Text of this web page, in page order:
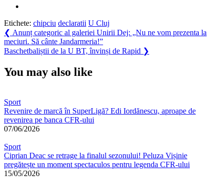
Etichete: chipciu declaratii U Cluj
Navigare
în
❮ Previous
Post:
Anunț categoric al galeriei Unirii Dej: „Nu ne vom prezenta la
meciuri. Să cânte Jandarmeria!”
Next
Baschetbaliștii de la U BT, învinși de Rapid ❯
You may also like
Sport
Revenire de marcă în SuperLigă? Edi Iordănescu, aproape de
revenirea pe banca CFR-ului
07/06/2026
Sport
Ciprian Deac se retrage la finalul sezonului! Peluza Vișinie
pregătește un moment spectaculos pentru legenda CFR-ului
15/05/2026